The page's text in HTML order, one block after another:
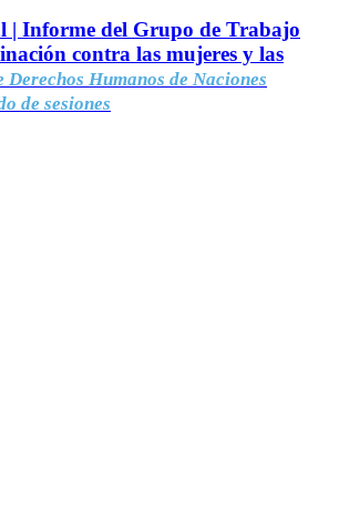
| Informe del Grupo de Trabajo
contra las mujeres y las
Derechos Humanos de Naciones
de sesiones